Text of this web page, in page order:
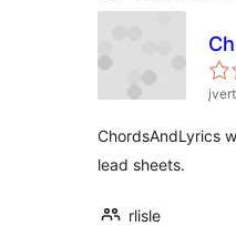
ChordsAndLyrics
lead sheets.
rlisle